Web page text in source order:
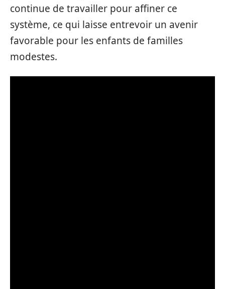
continue de travailler pour affiner ce
système, ce qui laisse entrevoir un avenir
favorable pour les enfants de familles
modestes.